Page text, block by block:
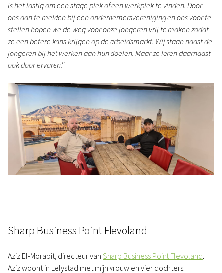
is het lastig om een stage plek of een werkplek te vinden. Door
ons aan te melden bij een ondernemersvereniging en ons voor te
stellen hopen we de weg voor onze jongeren vrij te maken zodat
ze een betere kans krijgen op de arbeidsmarkt. Wij staan naast de
jongeren bij het werken aan hun doelen. Maar ze leren daarnaast
ook door ervaren.''
Sharp Business Point Flevoland
Aziz El-Morabit, directeur van Sharp Business Point Flevoland
Aziz woont in Lelystad met mijn vrouw en vier dochters.